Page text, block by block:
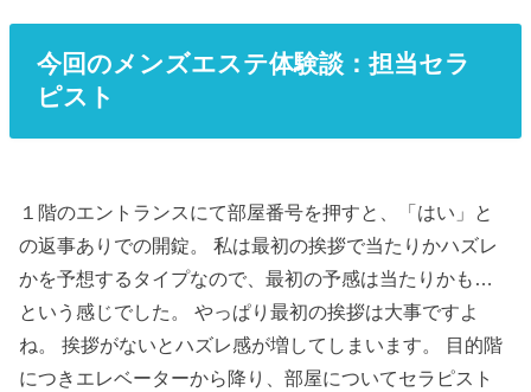
今回のメンズエステ体験談：担当セラ
ピスト
１階のエントランスにて部屋番号を押すと、「はい」と
の返事ありでの開錠。 私は最初の挨拶で当たりかハズレ
かを予想するタイプなので、最初の予感は当たりかも…
という感じでした。 やっぱり最初の挨拶は大事ですよ
ね。 挨拶がないとハズレ感が増してしまいます。 目的階
につきエレベーターから降り、部屋についてセラピスト